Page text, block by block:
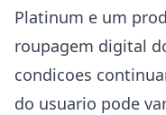
Platinum e um
roupagem digital
condicoes
do usuario pode